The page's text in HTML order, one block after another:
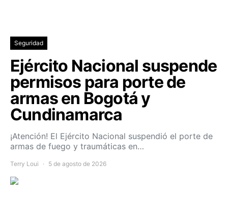
Seguridad
Ejército Nacional suspende
permisos para porte de
armas en Bogotá y
Cundinamarca
¡Atención! El Ejército Nacional suspendió el porte de
armas de fuego y traumáticas en…
Terry Loui 5 de agosto de 2026